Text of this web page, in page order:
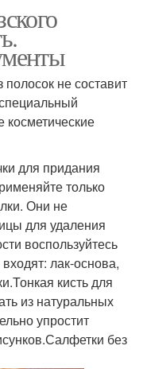
не составит
для придания
только
Они не
для удаления
воспользуйтесь
лак-основа,
кисть для
из натуральных
упростит
без